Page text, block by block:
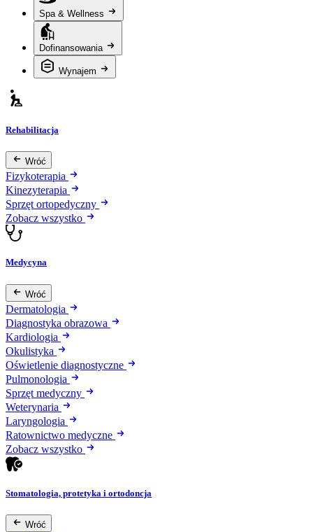
Spa & Wellness
Dofinansowania
Wynajem
Rehabilitacja
Wróć
Fizykoterapia
Kinezyterapia
Sprzęt ortopedyczny
Zobacz wszystko
Medycyna
Wróć
Dermatologia
Diagnostyka obrazowa
Kardiologia
Okulistyka
Oświetlenie diagnostyczne
Pulmonologia
Sprzęt medyczny
Weterynaria
Laryngologia
Ratownictwo medyczne
Zobacz wszystko
Stomatologia, protetyka i ortodoncja
Wróć